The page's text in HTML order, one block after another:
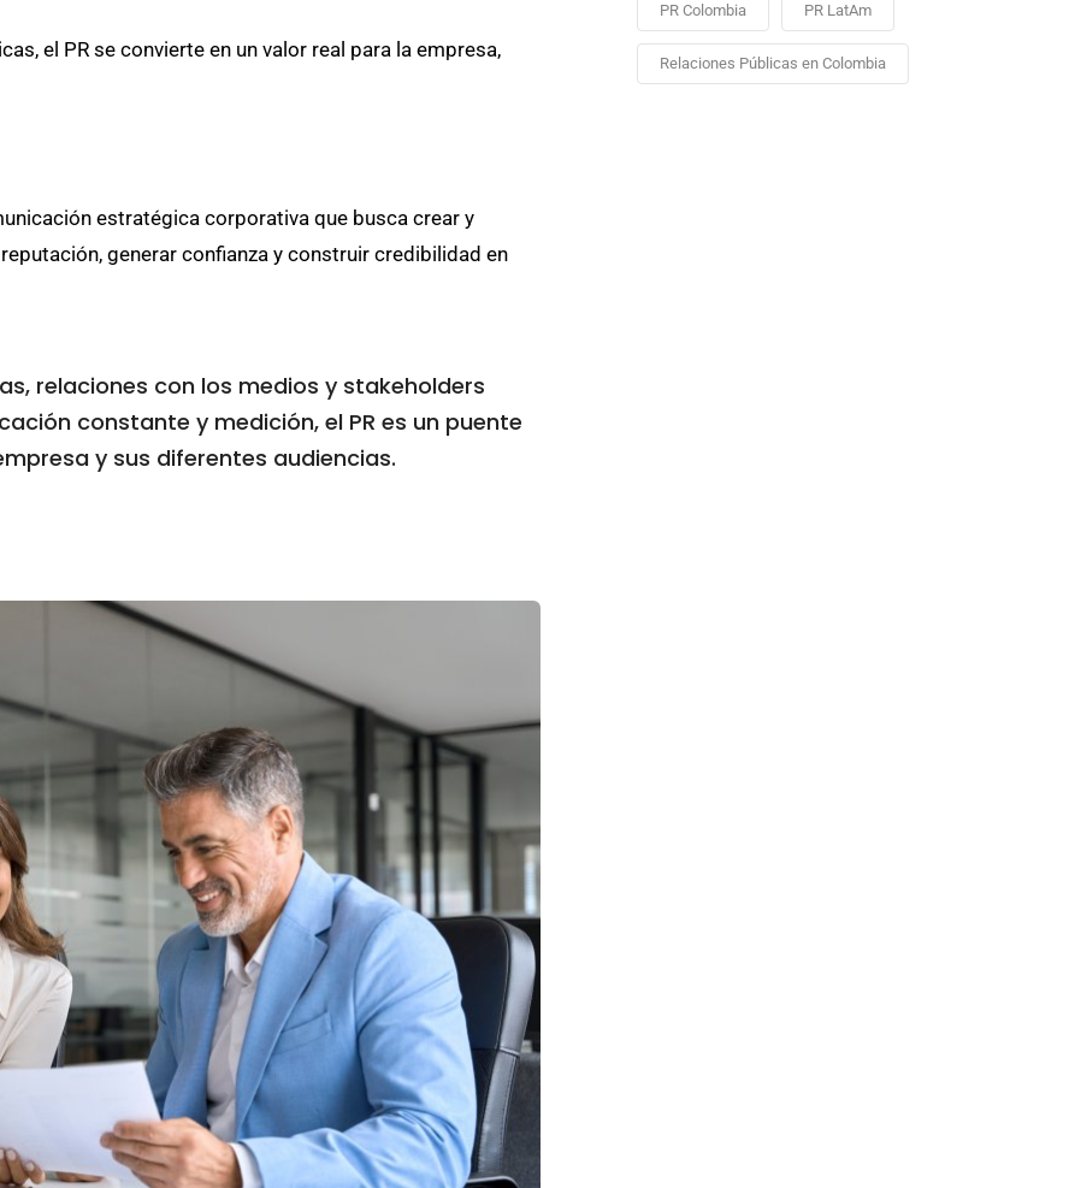
el PR se convierte en un valor real para la empresa,
estratégica corporativa que busca crear y
generar confianza y construir credibilidad en
relaciones con los medios y stakeholders
constante y medición, el PR es un puente
y sus diferentes audiencias.
PR Colombia PR LatAm
Relaciones Públicas en Colombia